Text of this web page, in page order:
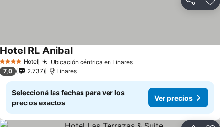
Compartir
4 EstrellasHotel Ubicación céntrica en Linares
Hotel RL Anibal
7,0 2.737 Linares
Seleccioná las fechas para ver los
precios exactos
Ver precios